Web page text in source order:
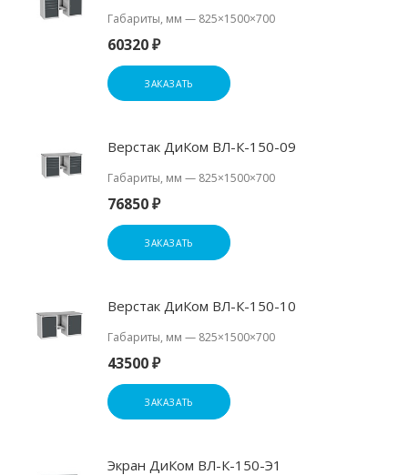
Габариты, мм — 825×1500×700
60320 ₽
ЗАКАЗАТЬ
Верстак ДиКом ВЛ-К-150-09
Габариты, мм — 825×1500×700
76850 ₽
ЗАКАЗАТЬ
Верстак ДиКом ВЛ-К-150-10
Габариты, мм — 825×1500×700
43500 ₽
ЗАКАЗАТЬ
Экран ДиКом ВЛ-К-150-Э1